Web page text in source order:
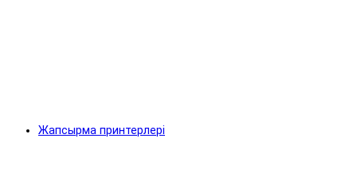
Жапсырма принтерлері